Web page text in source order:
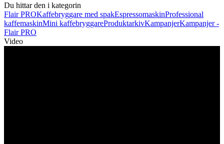
Du hittar den i kategorin
Flair PROKaffebryggare med spakEspressomaskinProfessional
kaffemaskinMini kaffebryggareProduktarkivKampanjerKampanjer -
Flair PRO
Video